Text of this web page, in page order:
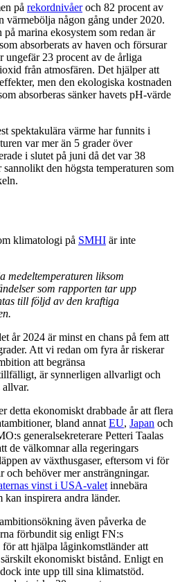
på rekordnivåeroch 82 procent av
värmebölja någon gång under 2020.
marina ekosystem som redan är
absorberats av haven och försurar
ungefär 23 procent av de årliga
från atmosfären. Det hjälper att
men den ekologiska kostnaden
absorberas sänker havets pH-värde
spektakulära värme har funnits i
var mer än 5 grader över
i slutet på juni då det var 38
den högsta temperaturen som
klimatologi på SMHI är inte
medeltemperaturen liksom
som rapporten tar upp
till följd av den kraftiga
år 2024 är minst en chans på fem att
Att vi redan om fyra år riskerar
att begränsa
är synnerligen allvarligt och
allvar.
detta ekonomiskt drabbade år att flera
bland annat EU, Japan och
generalsekreterare Petteri Taalas
de välkomnar alla regeringars
av växthusgaser, eftersom vi för
och behöver mer ansträngningar.
vinst i USA-valet innebära
kan inspirera andra länder.
även påverka de
förbundit sig enligt FN:s
att hjälpa låginkomstländer att
ekonomiskt bistånd. Enligt en
inte upp till sina klimatstöd.